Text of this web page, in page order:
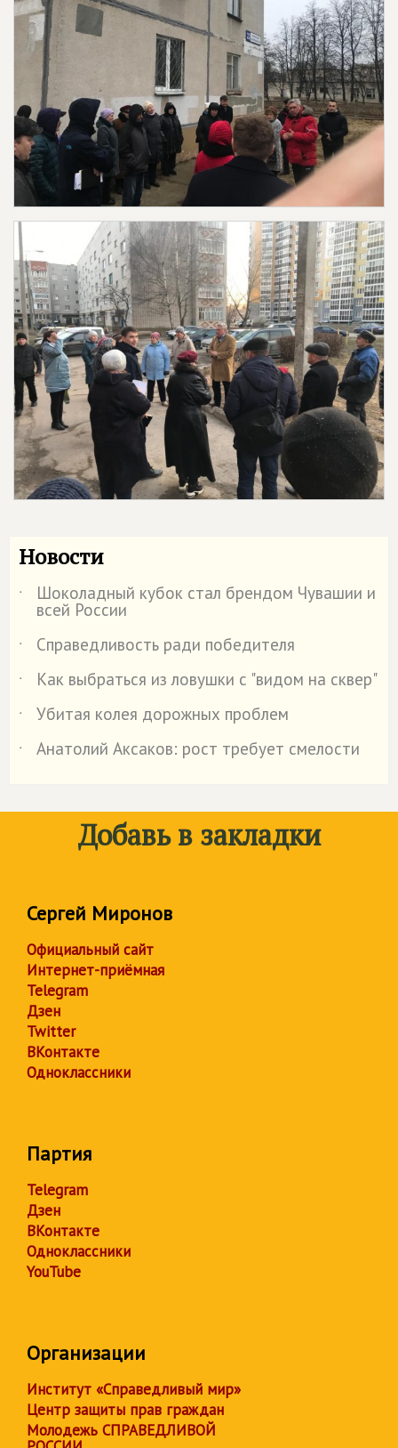
Новости
˙ Шоколадный кубок стал брендом Чувашии и
всей России
˙
Справедливость ради победителя
˙
Как выбраться из ловушки с "видом на сквер"
˙
Убитая колея дорожных проблем
˙
Анатолий Аксаков: рост требует смелости
Добавь в закладки
Сергей Миронов
Официальный сайт
Интернет-приёмная
Telegram
Дзен
Twitter
ВКонтакте
Одноклассники
Партия
Telegram
Дзен
ВКонтакте
Одноклассники
YouTube
Организации
Институт «Справедливый мир»
Центр защиты прав граждан
Молодежь СПРАВЕДЛИВОЙ